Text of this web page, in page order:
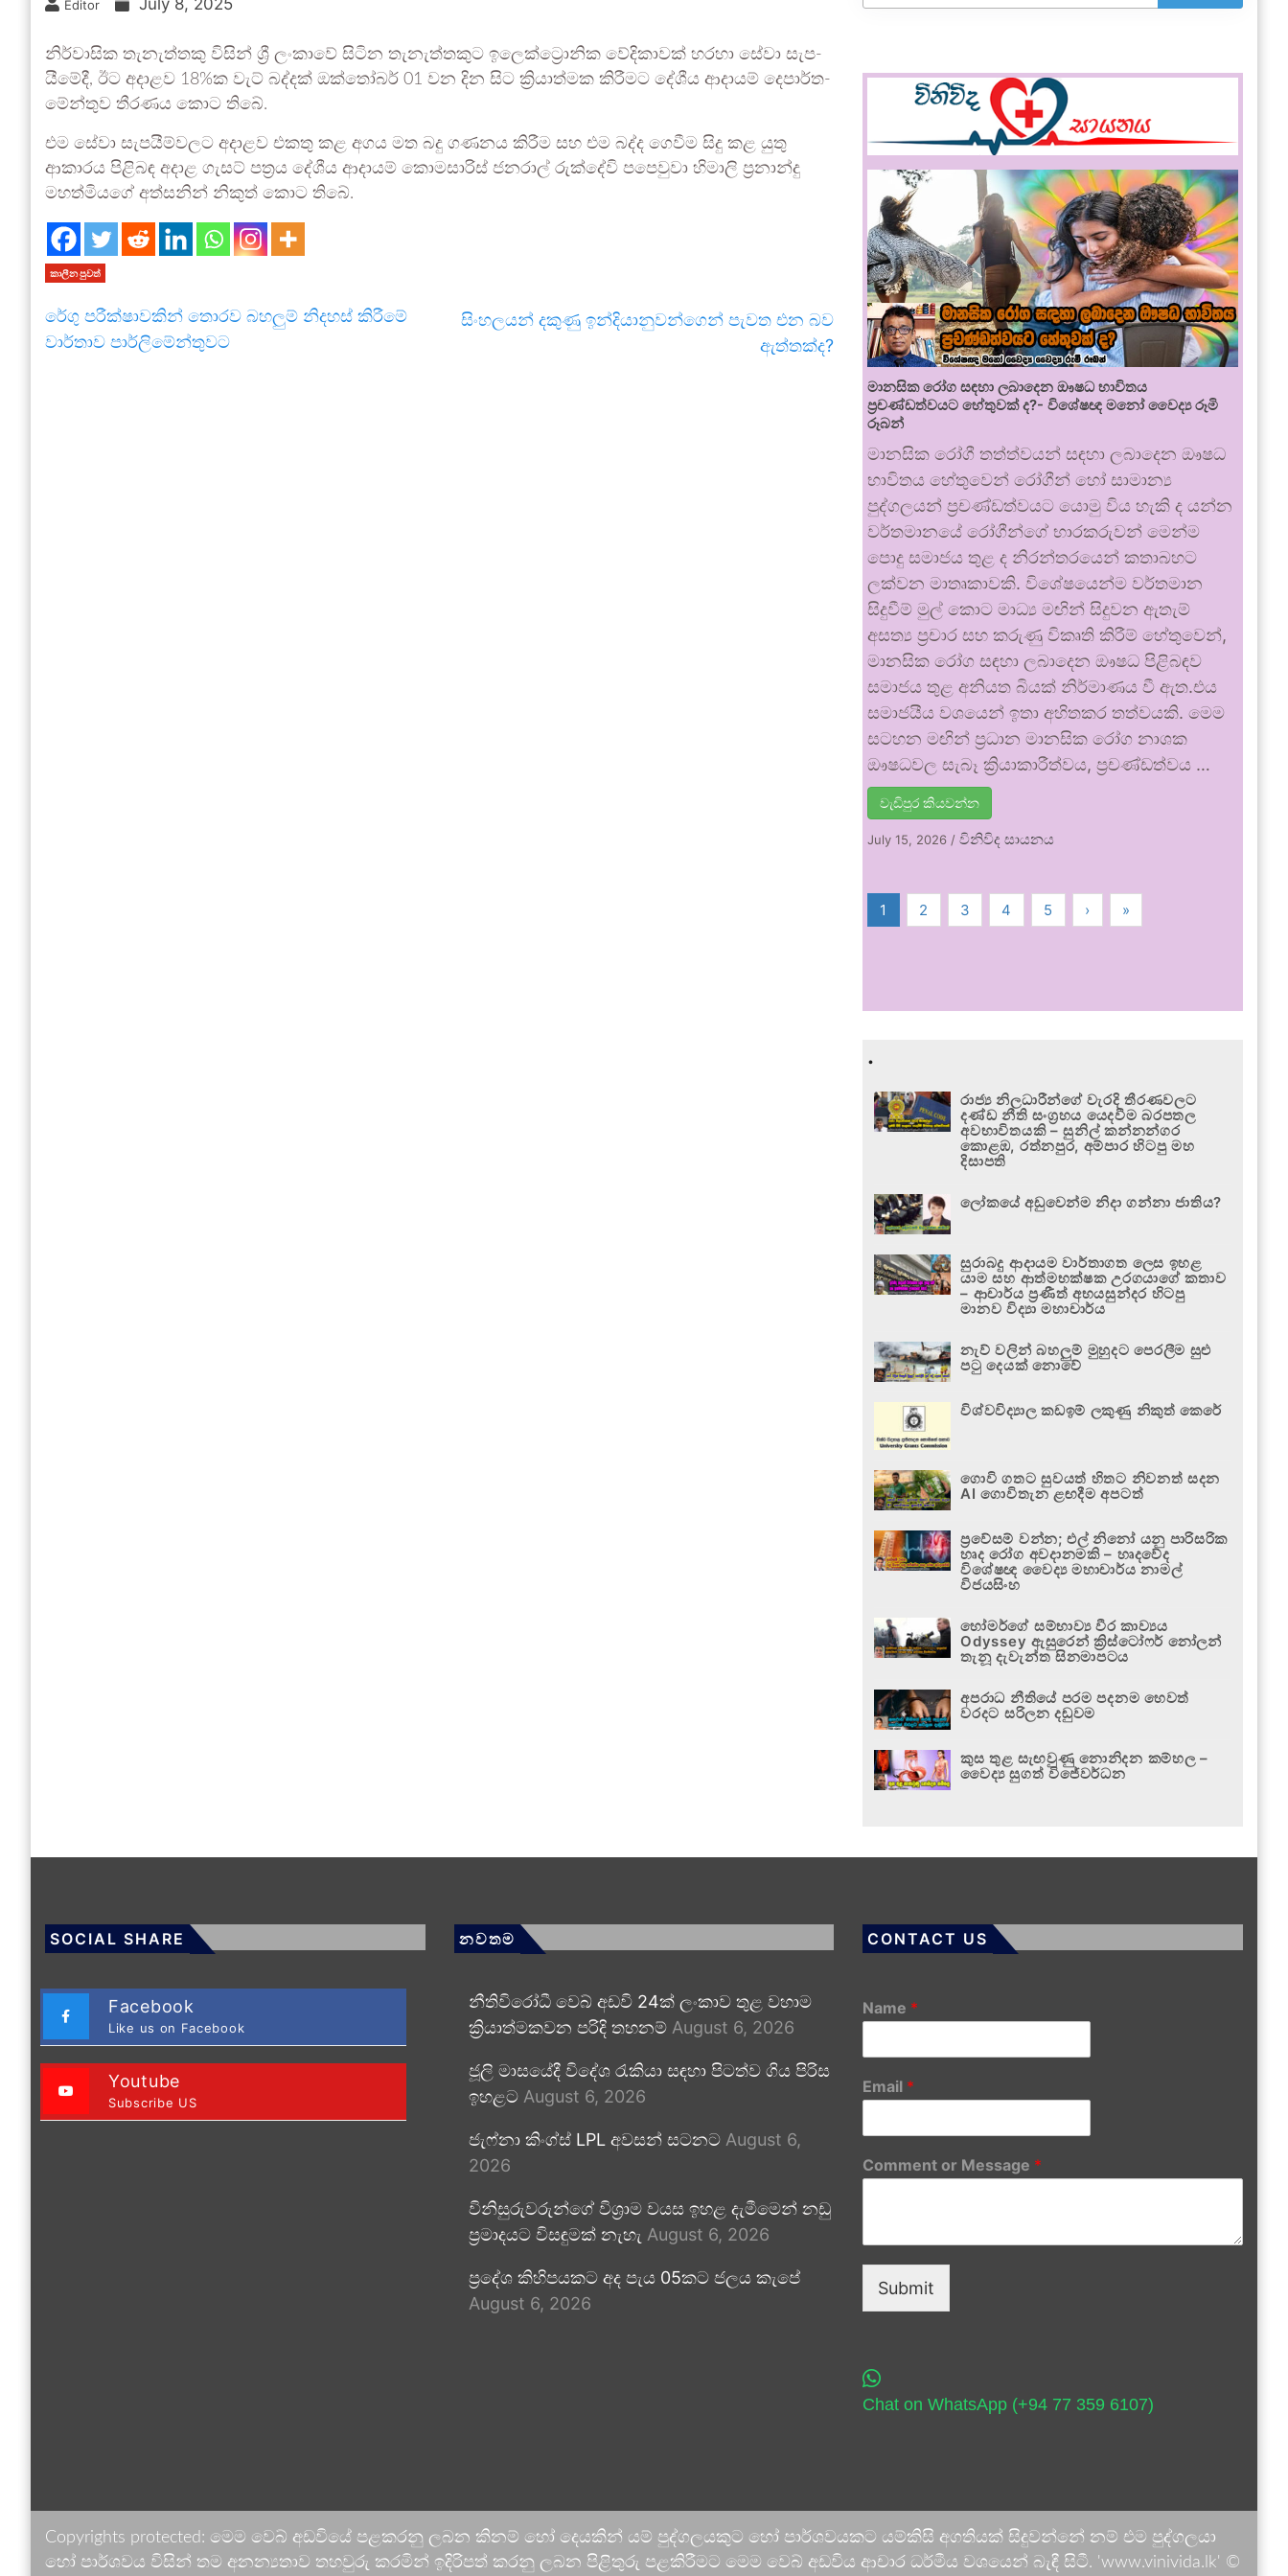
Editor July 8, 2025
නිර්වා­සික තැනැ­ත්තකු විසින් ශ්‍රී ලංකාවේ සිටින තැනැ­ත්ත­කුට ඉලෙ­ක්ට්‍රො­නික වේදි­කා­වක් හරහා සේවා සැප­
යී­මේදී, ඊට අදා­ළව 18%ක වැට් බද්දක් ඔක්තෝ­බර් 01 වන දින සිට ක්‍රියා­ත්මක කිරී­මට දේශීය ආදා­යම් දෙපා­ර්ත­
මේ­න්තුව තීර­ණය කොට තිබේ.
එම සේවා සැප­යී­ම්ව­ලට අදා­ළව එකතු කළ අගය මත බදු ගණ­නය කිරීම සහ එම බද්ද ගෙවීම සිදු කළ යුතු
ආකා­රය පිළි­බඳ අදාළ ගැසට් පත්‍රය දේශීය ආදා­යම් කොම­සා­රිස් ජන­රාල් රුක්දේවි පපෙ­වුවා හිමාලි ප්‍රනාන්දු
මහ­ත්මි­යගේ අත්ස­නින් නිකුත් කොට තිබේ.
කාලීන පුවත්
රේගු පරීක්ෂාවකින් තොරව බහලුම් නිදහස් කිරීමේ
වාර්තාව පාර්ලිමේන්තුවට
සිංහලයන් දකුණු ඉන්දියානුවන්ගෙන් පැවත එන බව
ඇත්තක්ද?
මානසික රෝග සඳහා ලබාදෙන ඖෂධ භාවිතය
ප්‍රචණ්ඩත්වයට හේතුවක් ද?- විශේෂඥ මනෝ වෛද්‍ය රූමි
රූබන්
මානසික රෝගී තත්ත්වයන් සඳහා ලබාදෙන ඖෂධ
භාවිතය හේතුවෙන් රෝගීන් හෝ සාමාන්‍ය
පුද්ගලයන් ප්‍රචණ්ඩත්වයට යොමු විය හැකි ද යන්න
වර්තමානයේ රෝගීන්ගේ භාරකරුවන් මෙන්ම
පොදු සමාජය තුළ ද නිරන්තරයෙන් කතාබහට
ලක්වන මාතෘකාවකි. විශේෂයෙන්ම වර්තමාන
සිදුවීම් මුල් කොට මාධ්‍ය මඟින් සිදුවන ඇතැම්
අසත්‍ය ප්‍රචාර සහ කරුණු විකෘති කිරීම් හේතුවෙන්,
මානසික රෝග සඳහා ලබාදෙන ඖෂධ පිළිබඳව
සමාජය තුළ අනියත බියක් නිර්මාණය වී ඇත.එය
සමාජයීය වශයෙන් ඉතා අහිතකර තත්වයකි. මෙම
සටහන මඟින් ප්‍රධාන මානසික රෝග නාශක
ඖෂධවල සැබෑ ක්‍රියාකාරීත්වය, ප්‍රචණ්ඩත්වය …
වැඩිපුර කියවන්න
July 15, 2026 /විනිවිද සායනය
1 2 3 4 5 › »
.
රාජ්‍ය නිලධාරීන්ගේ වැරදි තීරණවලට
දණ්ඩ නීති සංග්‍රහය යෙදවීම බරපතල
අවභාවිතයකි – සුනිල් කන්නන්ගර
කොළඹ, රත්නපුර, අම්පාර හිටපු මහ
දිසාපති
ලෝකයේ අඩුවෙන්ම නිදා ගන්නා ජාතිය?
සුරාබදු ආදායම වාර්තාගත ලෙස ඉහළ
යාම සහ ආත්මභක්ෂක උරගයාගේ කතාව
– ආචාර්ය ප්‍රණීත් අභයසුන්දර හිටපු
මානව විද්‍යා මහාචාර්ය
නැව් වලින් බහලුම් මුහුදට පෙරලීම සුළු
පටු දෙයක් නොවේ
විශ්වවිද්‍යාල කඩඉම් ලකුණු නිකුත් කෙරේ
ගොවි ගතට සුවයත් හිතට නිවනත් සදන
AI ගොවිතැන ළඟදීම අපටත්
ප්‍රවේසම් වන්න; එල් නිනෝ යනු පාරිසරික
හෘද රෝග අවදානමකි – හෘදවේද
විශේෂඥ වෛද්‍ය මහාචාර්ය නාමල්
විජයසිංහ
හෝමර්ගේ සම්භාව්‍ය වීර කාව්‍යය
Odyssey ඇසුරෙන් ක්‍රිස්ටෝෆර් නෝලන්
තැනූ දැවැන්ත සිනමාපටය
අපරාධ නීතියේ පරම පදනම හෙවත්
වරදට සරිලන දඬුවම
කුස තුළ සැඟවුණු නොනිදන කම්හල –
වෛද්‍ය සුගත් විජේවර්ධන
SOCIAL SHARE
Facebook
Like us on Facebook
Youtube
Subscribe US
නවතම
නීතිවිරෝධී වෙබ් අඩවි 24ක් ලංකාව තුළ වහාම
ක්‍රියාත්මකවන පරිදි තහනම් August 6, 2026
ජූලි මාසයේදී විදේශ රැකියා සඳහා පිටත්ව ගිය පිරිස
ඉහළට August 6, 2026
ජැෆ්නා කිංග්ස් LPL අවසන් සටනට August 6,
2026
විනිසුරුවරුන්ගේ විශ්‍රාම වයස ඉහළ දැමීමෙන් නඩු
ප්‍රමාදයට විසඳුමක් නැහැ August 6, 2026
ප්‍රදේශ කිහිපයකට අද පැය 05කට ජලය කැපේ
August 6, 2026
CONTACT US
Name *
Email *
Comment or Message *
Submit
Chat on WhatsApp (+94 77 359 6107)
Copyrights protected: මෙම වෙබ් අඩවියේ පළකරනු ලබන කිනම් හෝ දෙයකින් යම් පුද්ගලයකුට හෝ පාර්ශවයකට යම්කිසි අගතියක් සිදුවන්නේ නම් එම පුද්ගලයා
හෝ පාර්ශවය විසින් තම අනන්‍යතාව තහවුරු කරමින් ඉදිරිපත් කරනු ලබන පිළිතුරු පළකිරීමට මෙම වෙබ් අඩවිය ආචාර ධර්මීය වශයෙන් බැඳී සිටී. 'www.vinivida.lk' ©